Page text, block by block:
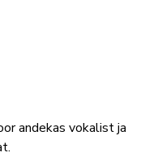
andekas vokalist ja